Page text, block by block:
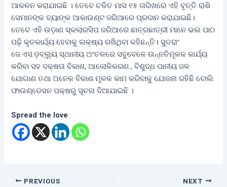
ଆକଳନ କରାଯାଇଛି । ତେବେ ଚଳିତ ମାସ ୧୫ ତାରିଖରେ ଏହି ବୃତ୍ତି ରାଶି
ସେମାନଙ୍କ ବ୍ୟାଙ୍କ ଆକାଉଣ୍ଟ ଜରିଆରେ ପ୍ରଦାନ କରାଯାଇଛି।
ତେବେ ଏହି ଉଡ଼ାଣ ସ୍କଲାରସିପ ଜରିଆରେ ଛାତ୍ରଛାତ୍ରୀ ମାନେ ଭଲ ପାଠ
ପଢ଼ି କୃତକାର୍ଯ୍ୟ ହେବାକୁ ଲକ୍ଷ୍ୟ ରଖିଥିବା କହିଛନ୍ତି। ସୁତରାଂ
ଜେ.ଏସ.ଡ଼ବ୍ଲ୍ୟୁ ସ୍ଥାନୀୟ ଅଂଚଳରେ ସବୁବେଳେ ଉନ୍ନତିମୂଳକ କାର୍ଯ୍ୟ
କରିବା ସହ ଦକ୍ଷତା ବିକାଶ, ଆଲୋକିକରଣ , ବିଶୁଦ୍ଧ ପାନୀୟ ଜଳ
ଯୋଗାଣ ତଥା ଅନେକ ବିକାଶ ମୂଳକ କାମ କରିବାକୁ ଯୋଜନା ରହିଛି ବୋଲି
ଫାଉଣ୍ଡେସନ ପକ୍ଷରୁ ସୂଚନା ଦିଆଯାଇଛି ।
Spread the love
PREVIOUS NEXT